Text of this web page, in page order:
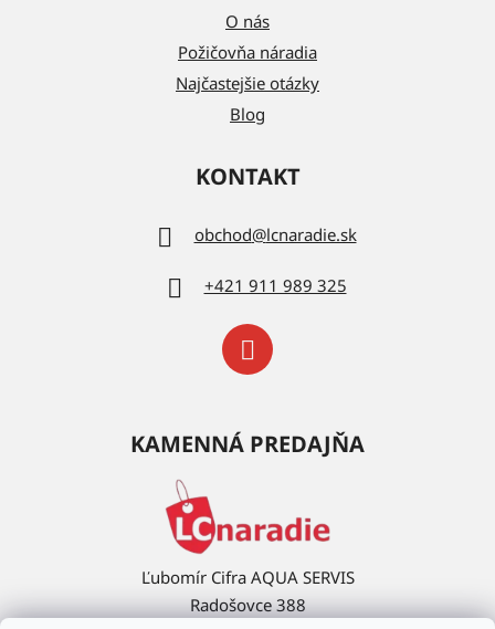
O nás
Požičovňa náradia
Najčastejšie otázky
Blog
KONTAKT
obchod@lcnaradie.sk
+421 911 989 325
KAMENNÁ PREDAJŇA
Ľubomír Cifra AQUA SERVIS
Radošovce 388